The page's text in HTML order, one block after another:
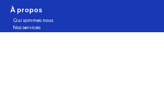
À propos
Qui sommes nous
Nos services
Trouver un magasin